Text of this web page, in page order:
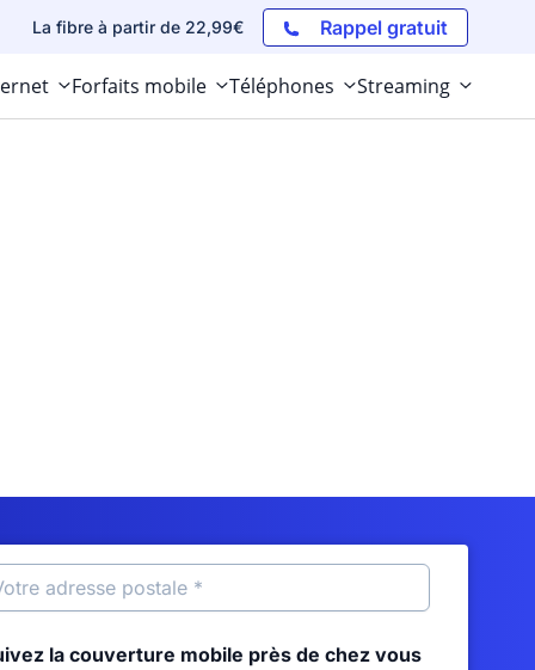
La fibre à partir de 22,99€ Rappel gratuit
Forfaits mobile Téléphones Streaming
la couverture mobile près de chez vous